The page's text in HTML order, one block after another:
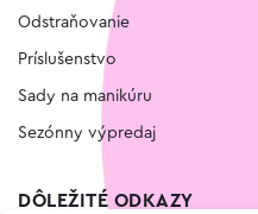
Odstraňovanie
Príslušenstvo
Sady na manikúru
Sezónny výpredaj
DÔLEŽITÉ ODKAZY